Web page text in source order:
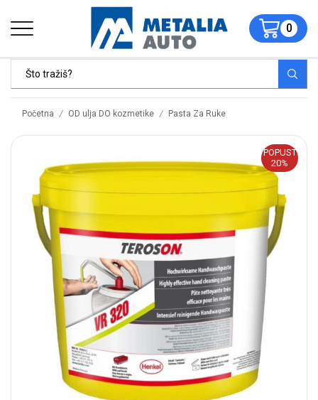
0
Početna / OD ulja DO kozmetike / Pasta Za Ruke
POPUST
20%